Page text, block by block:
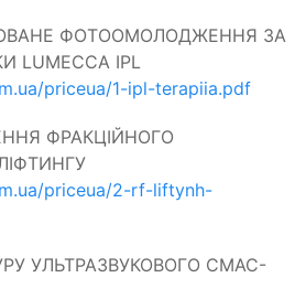
ФОТООМОЛОДЖЕННЯ ЗА
IPL
priceua/1-ipl-terapiia.pdf
ФРАКЦІЙНОГО
priceua/2-rf-liftynh-
УЛЬТРАЗВУКОВОГО СМАС-